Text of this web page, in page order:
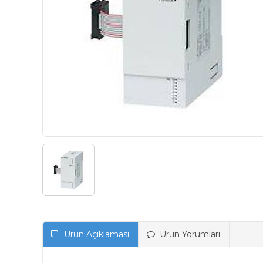
Ürün Açıklaması Ürün Yorumları